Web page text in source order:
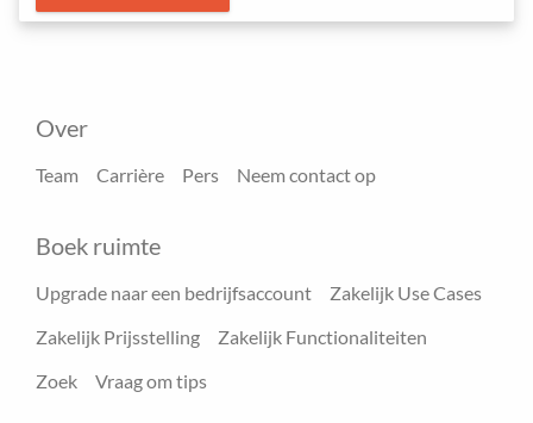
Over
Team Carrière Pers Neem contact op
Boek ruimte
Upgrade naar een bedrijfsaccount
Zakelijk Use Cases
Zakelijk Prijsstelling
Zakelijk Functionaliteiten
Zoek
Vraag om tips